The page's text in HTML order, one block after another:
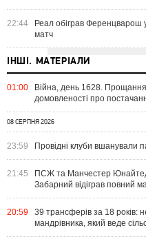
22:44
Реал обіграв Ференцварош
матч
ІНШІ. МАТЕРІАЛИ
01:00
Війна, день 1628.
домовленості про
08 СЕРПНЯ 2026
23:59 Провідні клуби вшанували
21:45
ПСЖ та Манчестер
Забарний відіграв повний
20:59
39 трансферів за 18 років:
мандрівника, який веде